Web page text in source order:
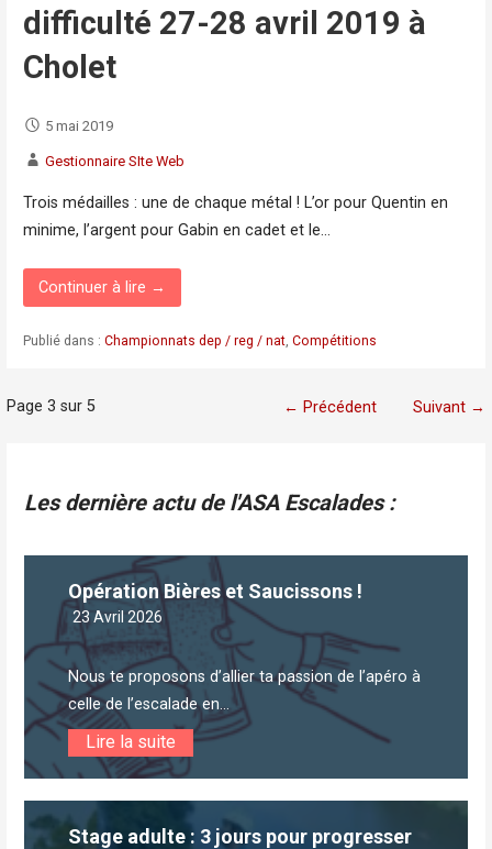
difficulté 27-28 avril 2019 à
Cholet
5 mai 2019
Gestionnaire SIte Web
Trois médailles : une de chaque métal ! L’or pour Quentin en
minime, l’argent pour Gabin en cadet et le…
Continuer à lire →
Publié dans : Championnats dep / reg / nat, Compétitions
Navigation
Article
Page 3 sur 5 ← Précédent Suivant →
Les dernière actu de l'ASA Escalades :
Opération Bières et Saucissons !
23 Avril 2026
Nous te proposons d’allier ta passion de l’apéro à
celle de l’escalade en...
Lire la suite
Stage adulte : 3 jours pour progresser